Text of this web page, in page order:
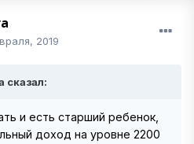
2019
сказал:
и есть старший ребенок,
доход на уровне 2200